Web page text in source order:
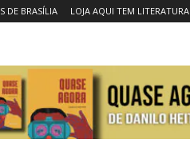
DE BRASÍLIA LOJA AQUI TEM LITERATURA